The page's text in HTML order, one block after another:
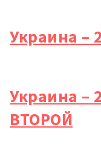
Украина –
Украина –
ВТОРОЙ